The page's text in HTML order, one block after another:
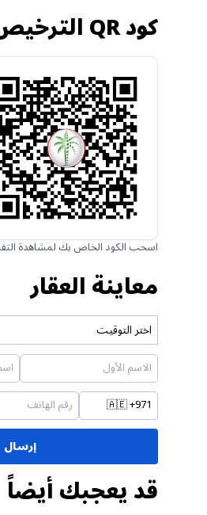
كود QR الترخيص
اسحب الكود الخاص بك لمشاهدة
معاينة العقار
اختر التوقيت
🇦🇪+971
إرسال
قد يعجبك أيضاً